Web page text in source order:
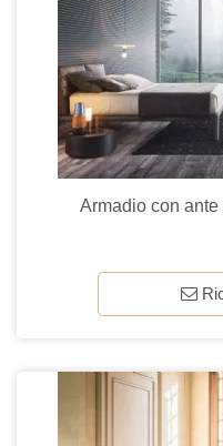
Armadio con